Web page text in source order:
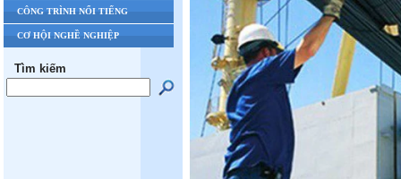
CÔNG TRÌNH NỔI TIẾNG
CƠ HỘI NGHỀ NGHIỆP
Tìm kiếm